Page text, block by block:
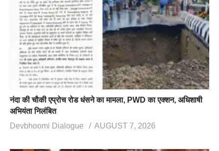
नंदा की चौकी एप्रोच रोड धंसने का मामला, PWD का एक्शन, अधिशाषी
अभियंता निलंबित
Devbhoomi Dialogue
AUGUST 7, 2026